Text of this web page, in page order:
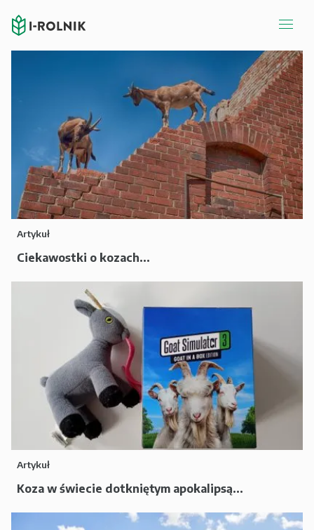
Artykuł
Ciekawostki o kozach...
Artykuł
Koza w świecie dotkniętym apokalipsą...